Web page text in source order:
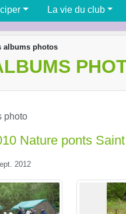
La vie du club
albums photos
photo
Nature ponts
2012